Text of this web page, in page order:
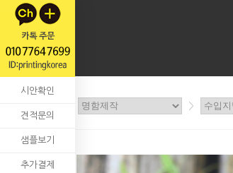
>
시안확인
견적문의
샘플보기
추가결제